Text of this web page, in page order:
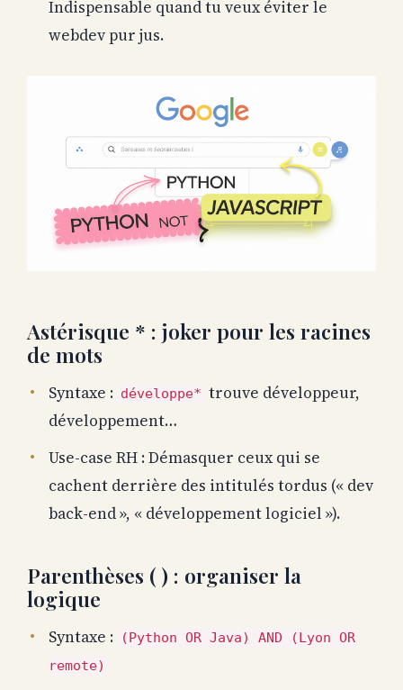
Indispensable quand tu veux éviter le
webdev pur jus.
Astérisque * : joker pour les racines
de mots
Syntaxe : développe* trouve développeur,
développement…
Use-case RH : Démasquer ceux qui se
cachent derrière des intitulés tordus (« dev
back-end », « développement logiciel »).
Parenthèses ( ) : organiser la
logique
Syntaxe :
(Python OR Java) AND (Lyon OR
remote)